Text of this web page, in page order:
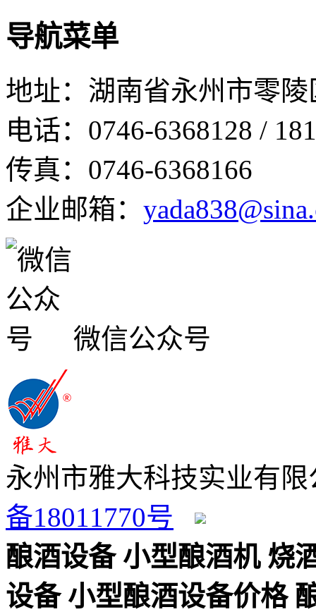
导航菜单
地址：湖南省永州市零
电话：0746-6368128 /
传真：0746-6368166
企业邮箱：
微信公众号
永州市雅大科技实业有
备18011770号
酿酒设备 小型酿酒机 烧
设备 小型酿酒设备价格